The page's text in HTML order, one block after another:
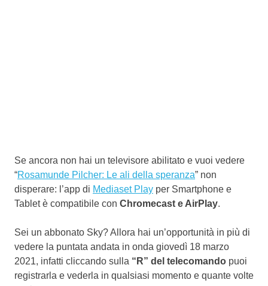
Se ancora non hai un televisore abilitato e vuoi vedere
“Rosamunde Pilcher: Le ali della speranza” non
disperare: l’app di Mediaset Play per Smartphone e
Tablet è compatibile con Chromecast e AirPlay.
Sei un abbonato Sky? Allora hai un’opportunità in più di
vedere la puntata andata in onda giovedì 18 marzo
2021, infatti cliccando sulla “R” del telecomando puoi
registrarla e vederla in qualsiasi momento e quante volte